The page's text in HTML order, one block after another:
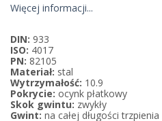
Więcej informacji...
DIN: 933
ISO: 4017
PN: 82105
Materiał: stal
Wytrzymałość: 10.9
Pokrycie: ocynk płatkowy
Skok gwintu: zwykły
Gwint: na całej długości trzpienia